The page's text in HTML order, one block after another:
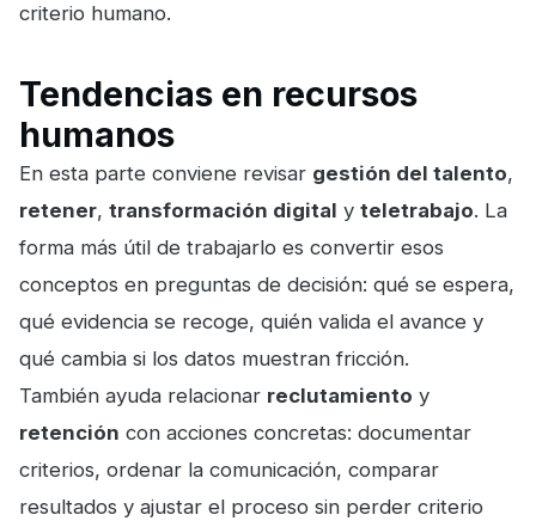
criterio humano.
Tendencias en recursos
humanos
En esta parte conviene revisar gestión del talento,
retener, transformación digital y teletrabajo. La
forma más útil de trabajarlo es convertir esos
conceptos en preguntas de decisión: qué se espera,
qué evidencia se recoge, quién valida el avance y
qué cambia si los datos muestran fricción.
También ayuda relacionar reclutamiento y
retención con acciones concretas: documentar
criterios, ordenar la comunicación, comparar
resultados y ajustar el proceso sin perder criterio